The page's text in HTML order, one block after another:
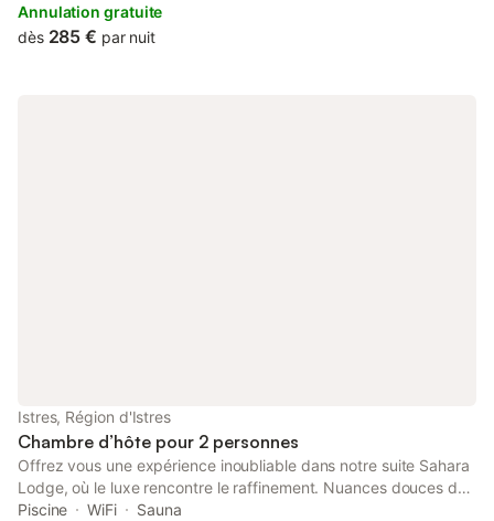
private parking and free WiFi. Guests can make use of a
garden.
Annulation gratuite
dès 285 € par nuit
Istres, Région d'Istres
Chambre d’hôte pour 2 personnes
Offrez vous une expérience inoubliable dans notre suite Sahara
Lodge, où le luxe rencontre le raffinement. Nuances douces de
meringue et de noisette, la suite Sahara Lodge est un espace
Piscine WiFi
Sauna